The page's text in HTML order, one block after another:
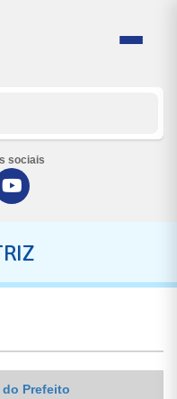
sociais
Prefeito